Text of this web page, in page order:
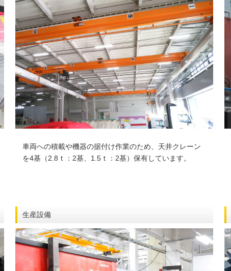
車両への積載や機器の据付け作業のため、天井クレーン
を4基（2.8ｔ：2基、1.5ｔ：2基）保有しています。
生産設備